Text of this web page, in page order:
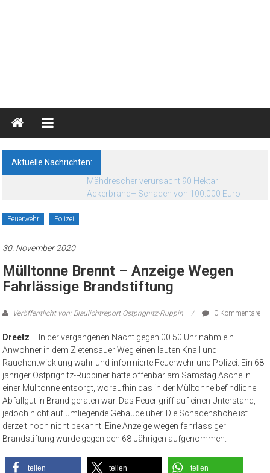
Blaulichtreport
Ostprignitz-
Ruppin
Nachrichten-
Aktuelle Nachrichten:
Mähdrescher verursacht 90 Hektar
Ackerbrand– Schaden von 100.000 Euro
Feuerwehr Polizei
30. November 2020
Mülltonne Brennt – Anzeige Wegen
Fahrlässige Brandstiftung
Veröffentlicht von: Blaulichtreport Ostprignitz-Ruppin 0 Kommentare
Dreetz – In der vergangenen Nacht gegen 00.50 Uhr nahm ein
Anwohner in dem Zietensauer Weg einen lauten Knall und
Rauchentwicklung wahr und informierte Feuerwehr und Polizei. Ein 68-
jähriger Ostprignitz-Ruppiner hatte offenbar am Samstag Asche in
einer Mülltonne entsorgt, woraufhin das in der Mülltonne befindliche
Abfallgut in Brand geraten war. Das Feuer griff auf einen Unterstand,
jedoch nicht auf umliegende Gebäude über. Die Schadenshöhe ist
derzeit noch nicht bekannt. Eine Anzeige wegen fahrlässiger
Brandstiftung wurde gegen den 68-Jährigen aufgenommen.
teilen teilen teilen